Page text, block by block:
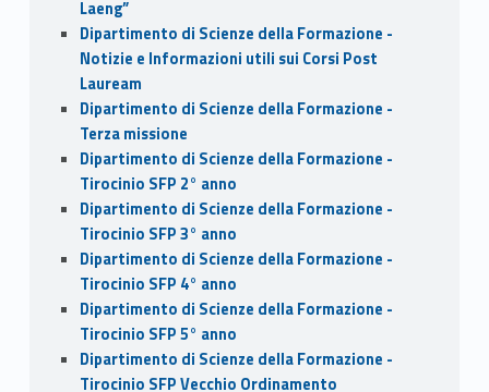
Laeng”
Dipartimento di Scienze della Formazione -
Notizie e Informazioni utili sui Corsi Post
Lauream
Dipartimento di Scienze della Formazione -
Terza missione
Dipartimento di Scienze della Formazione -
Tirocinio SFP 2° anno
Dipartimento di Scienze della Formazione -
Tirocinio SFP 3° anno
Dipartimento di Scienze della Formazione -
Tirocinio SFP 4° anno
Dipartimento di Scienze della Formazione -
Tirocinio SFP 5° anno
Dipartimento di Scienze della Formazione -
Tirocinio SFP Vecchio Ordinamento